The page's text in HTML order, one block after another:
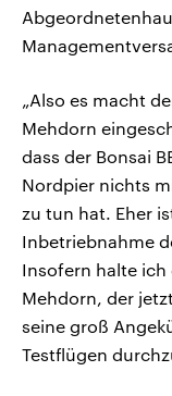
„Also es macht
Mehdorn
dass der Bonsai
Nordpier nichts
zu tun hat. Eher
Inbetriebnahme
Insofern halte ich
Mehdorn, der
seine groß
Testflügen